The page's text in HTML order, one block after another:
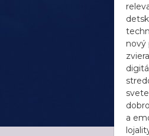
nový
a